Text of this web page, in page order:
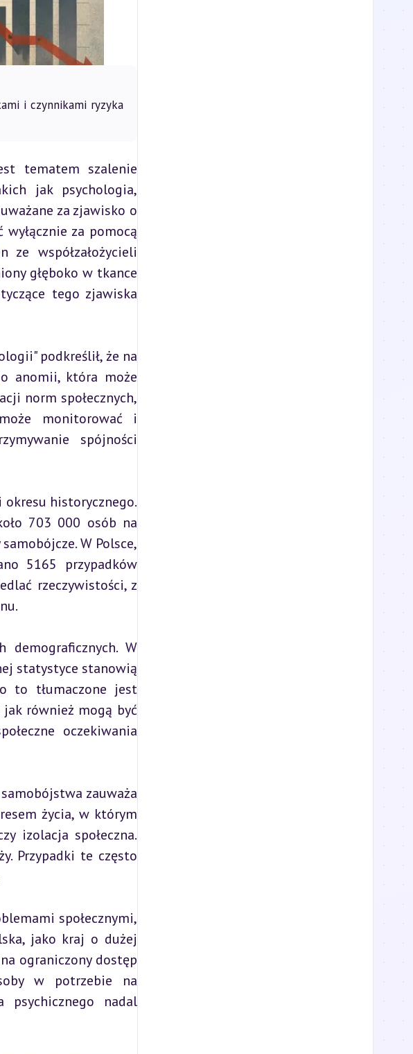
i czynnikami ryzyka
tematem szalenie
za zjawisko o
za pomocą
ze współzałożycieli
głęboko w tkance
tego zjawiska
podkreślił, że na
anomii, która może
norm społecznych,
monitorować i
spójności
historycznego.
703 000 osób na
W Polsce,
5165 przypadków
rzeczywistości, z
W
statystyce stanowią
to tłumaczone jest
również mogą być
oczekiwania
zauważa
życia, w którym
izolacja społeczna.
Przypadki te często
społecznymi,
jako kraj o dużej
ograniczony dostęp
w potrzebie na
psychicznego nadal